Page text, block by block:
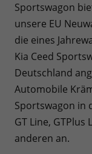
Sportswagon
unsere EU
die eines
Kia Ceed
Deutschland
Automobile
Sportswagon in
GT Line,
anderen an.